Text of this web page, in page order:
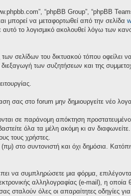
“phpBB Group”, “phpBB
μπορεί να μεταφορτωθεί από την σελίδα
το λογισμικό ακολουθεί λόγω των
σελίδων του δικτυακού τόπου οφείλει να
των συζητήσεων και της
σας στο forum μην δημιουργείτε νέο
σε παράνομη απόκτηση
όλα τα μέλη ακόμη κι αν διαφωνείτε.
τους χρήστες.
στο συντονιστή και όχι δημόσια.
να συμπληρώσετε μια φόρμα,
αλληλογραφίας (e-mail), η οποία
σταλούν όλες οι απαραίτητες οδηγίες